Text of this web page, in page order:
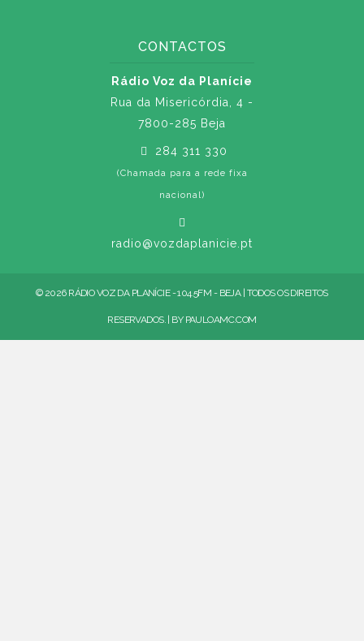
CONTACTOS
Rádio Voz da Planície
Rua da Misericórdia, 4 -
7800-285 Beja
284 311 330
(Chamada para a rede fixa
nacional)
radio@vozdaplanicie.pt
© 2026 RÁDIO VOZ DA PLANÍCIE - 104.5FM - BEJA | TODOS OS DIREITOS
RESERVADOS. | BY PAULOAMC.COM